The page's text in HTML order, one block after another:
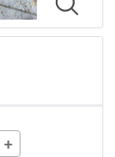
+